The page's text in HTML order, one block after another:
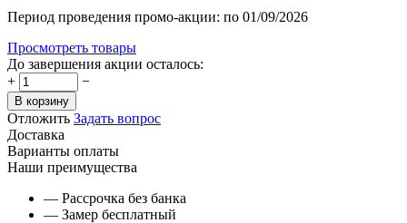
Период проведения промо-акции: по 01/09/2026
Просмотреть товары
До завершения акции осталось:
+
−
В корзину
Отложить Задать вопрос
Доставка
Варианты оплаты
Наши преимущества
— Рассрочка без банка
— Замер бесплатный